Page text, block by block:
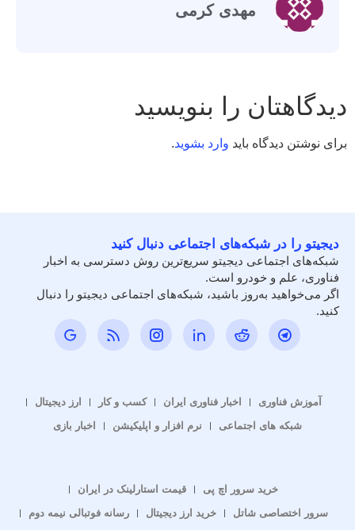
مهدی کرمی
دیدگاهتان را بنویسید
برای نوشتن دیدگاه باید وارد بشوید.
دیجیتو را در شبکه‌های اجتماعی دنبال کنید
شبکه‌های اجتماعی دیجیتو سریع‌ترین روش دسترسی به اخبار
فناوری، علم و خودرو است.
اگر می‌خواهید به‌روز باشید، شبکه‌های اجتماعی دیجیتو را دنبال
کنید.
آموزش فناوری اخبار فناوری ایران کسب و کار
ارز دیجیتال
شبکه های اجتماعی
نرم افزار و اپلیکیشن اخبار بازی
خرید سرور اچ پی
قیمت استارلینک در ایران
سرور اختصاصی شاتل
خرید ارز دیجیتال رسانه فوتبالی نیمه دوم